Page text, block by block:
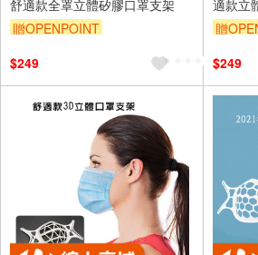
舒適款全罩立體矽膠口罩支架
贈OPENPOINT
$249
適款立
贈
$249